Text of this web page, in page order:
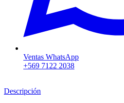
Ventas WhatsApp
+569 7122 2038
Descripción